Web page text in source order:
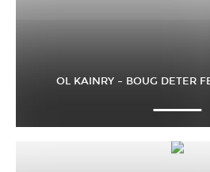
OL KAINRY – BOUG DETER